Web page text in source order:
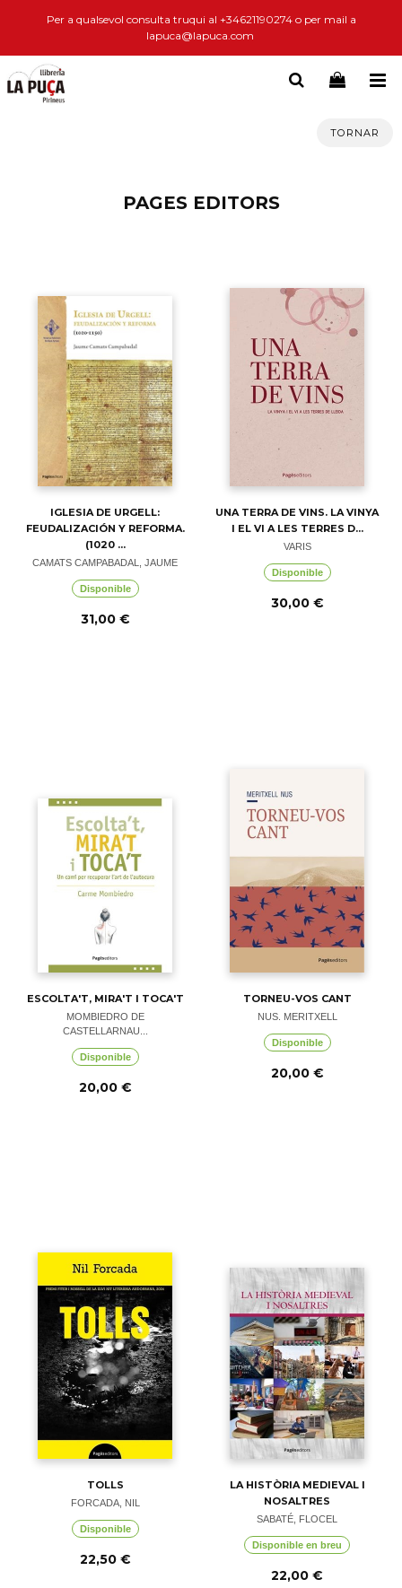
Per a qualsevol consulta truqui al +34621190274 o per mail a
lapuca@lapuca.com
TORNAR
PAGES EDITORS
IGLESIA DE URGELL:
FEUDALIZACIÓN Y REFORMA.
(1020 ...
CAMATS CAMPABADAL, JAUME
Disponible
31,00 €
UNA TERRA DE VINS. LA VINYA
I EL VI A LES TERRES D...
VARIS
Disponible
30,00 €
ESCOLTA'T, MIRA'T I TOCA'T
MOMBIEDRO DE
CASTELLARNAU...
Disponible
20,00 €
TORNEU-VOS CANT
NUS. MERITXELL
Disponible
20,00 €
TOLLS
FORCADA, NIL
Disponible
22,50 €
LA HISTÒRIA MEDIEVAL I
NOSALTRES
SABATÉ, FLOCEL
Disponible en breu
22,00 €